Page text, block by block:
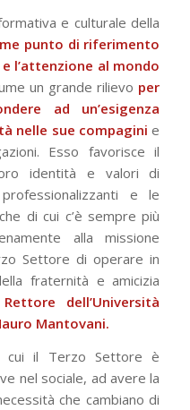
e culturale della
punto di riferimento
l’attenzione al mondo
un grande rilievo per
ad un’esigenza
nelle sue compagini e
Esso favorisce il
identità e valori di
e le
di cui c’è sempre più
alla missione
Settore di operare in
fraternità e amicizia
Rettore dell’Università
Mantovani.
cui il Terzo Settore è
nel sociale, ad avere la
che cambiano di